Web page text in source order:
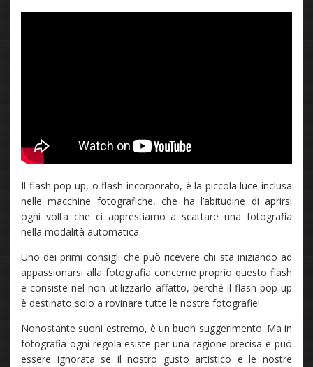
Il flash pop-up, o flash incorporato, è la piccola luce inclusa
nelle macchine fotografiche, che ha l’abitudine di aprirsi
ogni volta che ci apprestiamo a scattare una fotografia
nella modalità automatica.
Uno dei primi consigli che può ricevere chi sta iniziando ad
appassionarsi alla fotografia concerne proprio questo flash
e consiste nel non utilizzarlo affatto, perché il flash pop-up
è destinato solo a rovinare tutte le nostre fotografie!
Nonostante suoni estremo, è un buon suggerimento. Ma in
fotografia ogni regola esiste per una ragione precisa e può
essere ignorata se il nostro gusto artistico e le nostre